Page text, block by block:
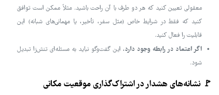
معقولی تعیین کنید که هر دو طرف با آن راحت باشید. مثلاً ممکن است توافق
کنید که فقط در شرایط خاص (مثل سفر، تأخیر، یا مهمانی‌های شبانه) این
قابلیت را فعال کنید.
اگر اعتماد در رابطه وجود دارد، این گفت‌وگو نباید به مسئله‌ای تنش‌زا تبدیل
شود.
🚩 نشانه‌های هشدار در اشتراک‌گذاری موقعیت مکانی